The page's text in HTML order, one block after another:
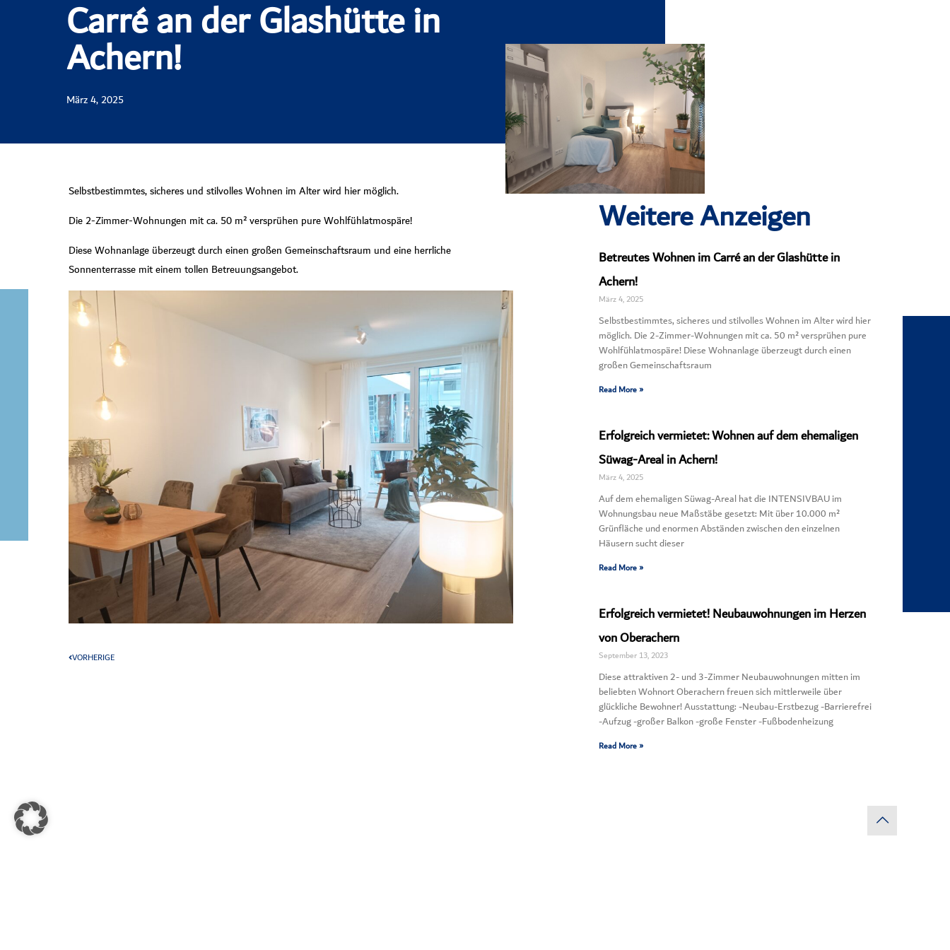
Carré an der Glashütte in
Achern!
März 4, 2025
Selbstbestimmtes, sicheres und stilvolles Wohnen im Alter wird hier möglich.
Die 2-Zimmer-Wohnungen mit ca. 50 m² versprühen pure Wohlfühlatmospäre!
Diese Wohnanlage überzeugt durch einen großen Gemeinschaftsraum und eine herrliche
Sonnenterrasse mit einem tollen Betreuungsangebot.
VORHERIGE
Weitere Anzeigen
Betreutes Wohnen im Carré an der Glashütte in
Achern!
März 4, 2025
Selbstbestimmtes, sicheres und stilvolles Wohnen im Alter wird hier
möglich. Die 2-Zimmer-Wohnungen mit ca. 50 m² versprühen pure
Wohlfühlatmospäre! Diese Wohnanlage überzeugt durch einen
großen Gemeinschaftsraum
Read More »
Erfolgreich vermietet: Wohnen auf dem ehemaligen
Süwag-Areal in Achern!
März 4, 2025
Auf dem ehemaligen Süwag-Areal hat die INTENSIVBAU im
Wohnungsbau neue Maßstäbe gesetzt: Mit über 10.000 m²
Grünfläche und enormen Abständen zwischen den einzelnen
Häusern sucht dieser
Read More »
Erfolgreich vermietet! Neubauwohnungen im Herzen
von Oberachern
September 13, 2023
Diese attraktiven 2- und 3-Zimmer Neubauwohnungen mitten im
beliebten Wohnort Oberachern freuen sich mittlerweile über
glückliche Bewohner! Ausstattung: -Neubau-Erstbezug -Barrierefrei
-Aufzug -großer Balkon -große Fenster -Fußbodenheizung
Read More »